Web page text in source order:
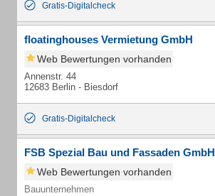
Gratis-Digitalcheck
floatinghouses Vermietung GmbH
Web Bewertungen vorhanden
Annenstr. 44
12683 Berlin - Biesdorf
Gratis-Digitalcheck
FSB Spezial Bau und Fassaden GmbH
Web Bewertungen vorhanden
Bauunternehmen